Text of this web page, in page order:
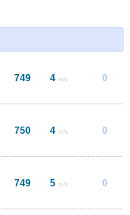
749 4 m/s 0
750 4 m/s 0
749 5 m/s 0